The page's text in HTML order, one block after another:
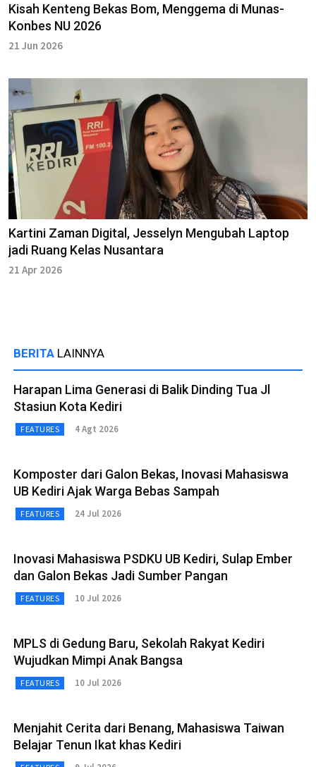
Kisah Kenteng Bekas Bom, Menggema di Munas-
Konbes NU 2026
21 Jun 2026
Kartini Zaman Digital, Jesselyn Mengubah Laptop
jadi Ruang Kelas Nusantara
21 Apr 2026
BERITA LAINNYA
Harapan Lima Generasi di Balik Dinding Tua Jl
Stasiun Kota Kediri
FEATURES 4 Agt 2026
Komposter dari Galon Bekas, Inovasi Mahasiswa
UB Kediri Ajak Warga Bebas Sampah
FEATURES 24 Jul 2026
Inovasi Mahasiswa PSDKU UB Kediri, Sulap Ember
dan Galon Bekas Jadi Sumber Pangan
FEATURES 10 Jul 2026
MPLS di Gedung Baru, Sekolah Rakyat Kediri
Wujudkan Mimpi Anak Bangsa
FEATURES 10 Jul 2026
Menjahit Cerita dari Benang, Mahasiswa Taiwan
Belajar Tenun Ikat khas Kediri